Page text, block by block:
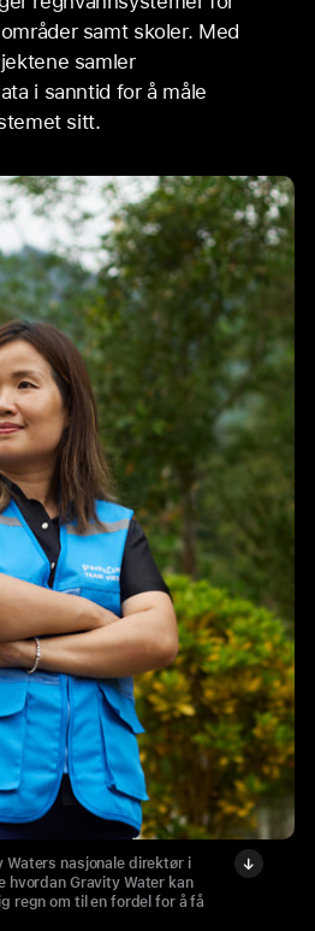
samt skoler. Med
samler
i sanntid for å måle
sitt.
Waters nasjonale direktør i
hvordan Gravity Water kan
regn om til en fordel for å få